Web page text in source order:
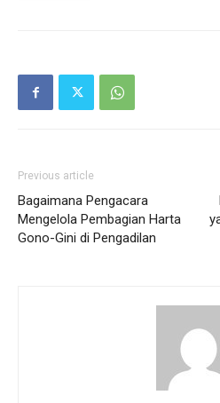
Previous article
Bagaimana Pengacara
Mengelola Pembagian Harta
Gono-Gini di Pengadilan